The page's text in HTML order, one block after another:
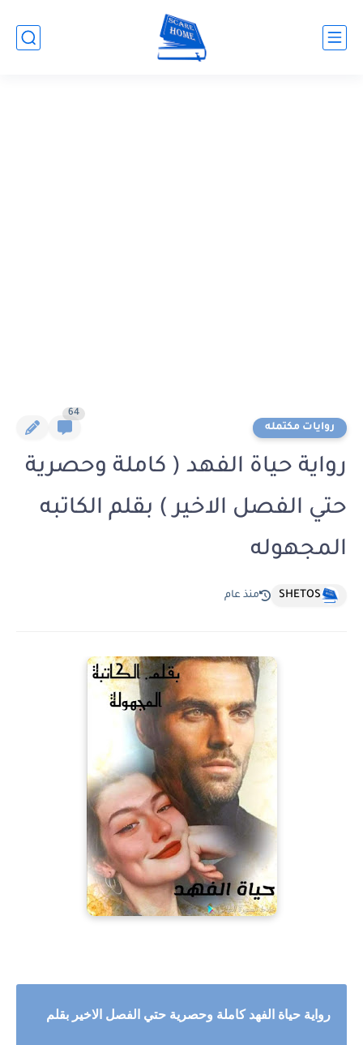
روايات مكتمله
64
رواية حياة الفهد ( كاملة وحصرية
حتي الفصل الاخير ) بقلم الكاتبه
المجهوله
SHETOS منذ عام
رواية حياة الفهد كاملة وحصرية حتي الفصل الاخير بقلم